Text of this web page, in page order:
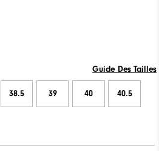
Guide Des Tailles
38.5 39 40 40.5